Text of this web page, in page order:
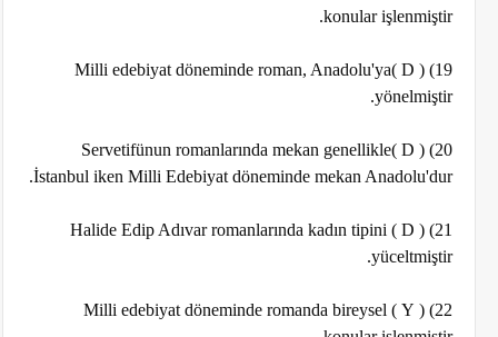
konular işlenmiştir.
19) ( D )Milli edebiyat döneminde roman, Anadolu'ya
yönelmiştir.
20) ( D )Servetifünun romanlarında mekan genellikle
İstanbul iken Milli Edebiyat döneminde mekan Anadolu'dur.
21) ( D ) Halide Edip Adıvar romanlarında kadın tipini
yüceltmiştir.
22) ( Y ) Milli edebiyat döneminde romanda bireysel